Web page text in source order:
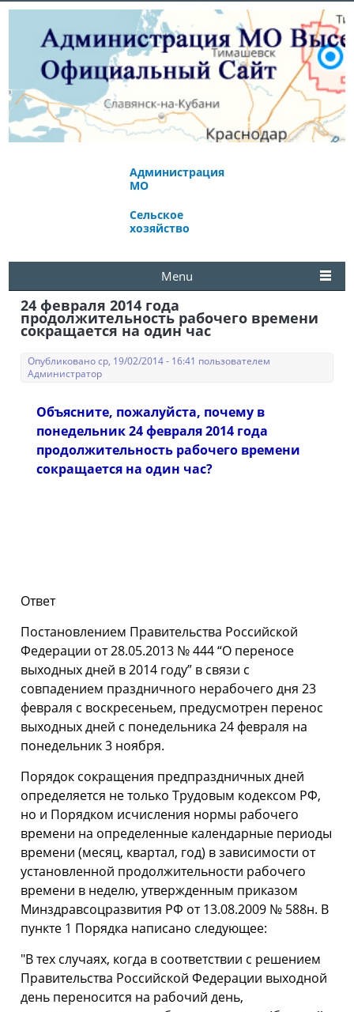
Администрация
МО
Сельское
хозяйство
Menu
24 февраля 2014 года
продолжительность рабочего времени
сокращается на один час
Опубликовано ср, 19/02/2014 - 16:41 пользователем
Администратор
Объясните, пожалуйста, почему в
понедельник 24 февраля 2014 года
продолжительность рабочего времени
сокращается на один час?
Ответ
Постановлением Правительства Российской
Федерации от 28.05.2013 № 444 “О переносе
выходных дней в 2014 году” в связи с
совпадением праздничного нерабочего дня 23
февраля с воскресеньем, предусмотрен перенос
выходных дней с понедельника 24 февраля на
понедельник 3 ноября.
Порядок сокращения предпраздничных дней
определяется не только Трудовым кодексом РФ,
но и Порядком исчисления нормы рабочего
времени на определенные календарные периоды
времени (месяц, квартал, год) в зависимости от
установленной продолжительности рабочего
времени в неделю, утвержденным приказом
Минздравсоцразвития РФ от 13.08.2009 № 588н. В
пункте 1 Порядка написано следующее:
"В тех случаях, когда в соответствии с решением
Правительства Российской Федерации выходной
день переносится на рабочий день,